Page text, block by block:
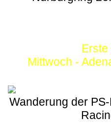
Erste
Mittwoch -
Wanderung der